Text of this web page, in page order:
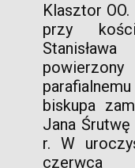
Klasztor
przy
biskupa
Jana
r. W
czerwca